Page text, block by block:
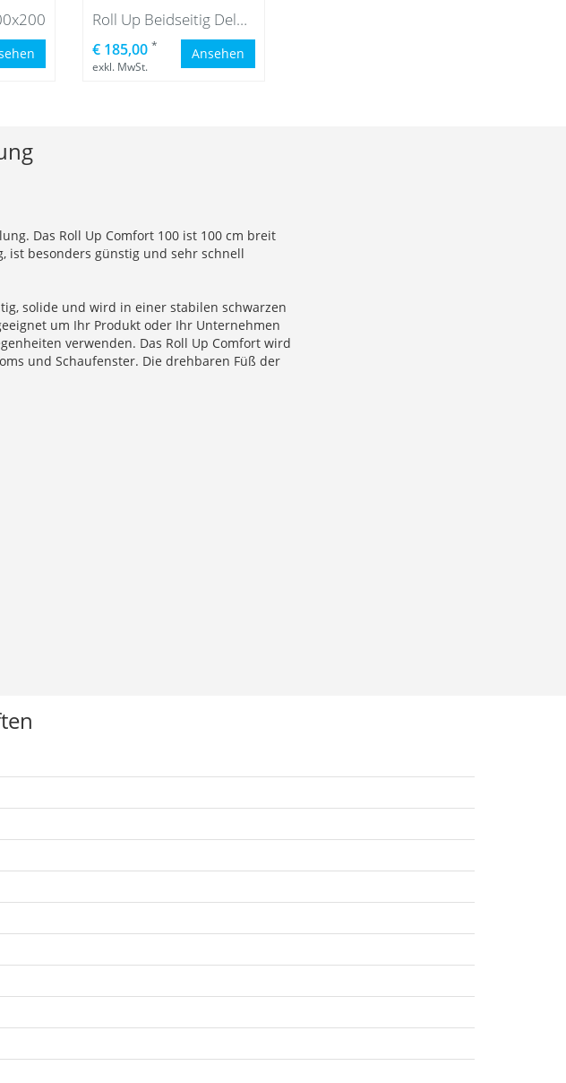
Roll Up Beidseitig Deluxe 100x200
€ 185,00 *
exkl. MwSt.
Ansehen
Das Roll Up Comfort 100 ist 100 cm breit
ist besonders günstig und sehr schnell
solide und wird in einer stabilen schwarzen
um Ihr Produkt oder Ihr Unternehmen
verwenden. Das Roll Up Comfort wird
und Schaufenster. Die drehbaren Füß der